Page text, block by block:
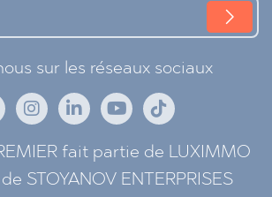
sur les réseaux sociaux
fait partie de LUXIMMO
STOYANOV ENTERPRISES